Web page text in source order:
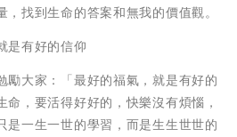
找到生命的答案和無我的價值觀。
是有好的信仰
勵大家：「最好的福氣，就是有好的
，要活得好好的，快樂沒有煩惱，
是一生一世的學習，而是生生世世的